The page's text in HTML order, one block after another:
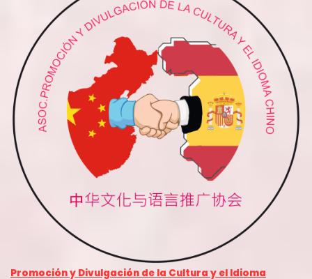
Promoción y Divulgación de la Cultura y el Idioma